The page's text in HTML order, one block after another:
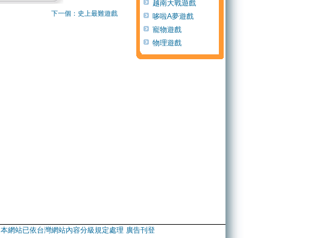
下一個：史上最難遊戲
越南大戰遊戲
哆啦A夢遊戲
寵物遊戲
物理遊戲
本網站已依台灣網站內容分級規定處理 廣告刊登